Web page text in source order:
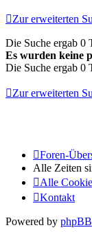
Zur erweiterten
Die Suche ergab 0
Es wurden keine
Die Suche ergab 0
Zur erweiterten
Foren-
Alle Zeiten
Alle
Kontakt
Powered by phpBB